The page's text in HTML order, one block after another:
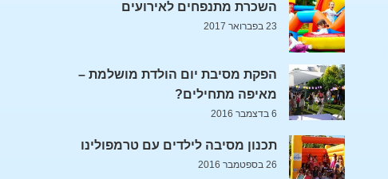
השכרת מתנפחים לאירועים
23 בפברואר 2017
הפקת מסיבת יום הולדת מושלמת –
מאיפה מתחילים?
6 בדצמבר 2016
תכנון מסיבה לילדים עם טרמפולינו
26 בספטמבר 2016